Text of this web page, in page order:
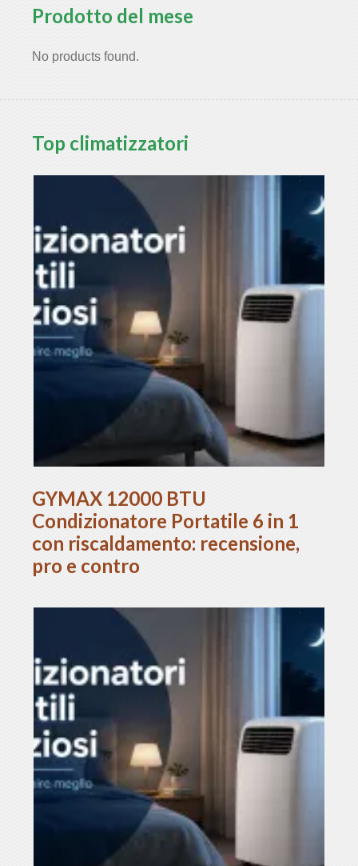
Prodotto del mese
No products found.
Top climatizzatori
GYMAX 12000 BTU
Condizionatore Portatile 6 in 1
con riscaldamento: recensione,
pro e contro